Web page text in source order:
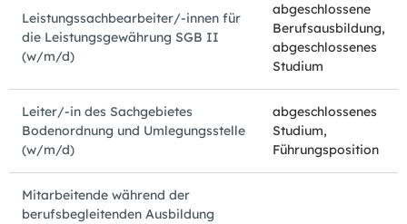
Leistungssachbearbeiter/-innen für
die Leistungsgewährung SGB II
(w/m/d)
abgeschlossene
Berufsausbildung,
abgeschlossenes
Studium
Leiter/-in des Sachgebietes
Bodenordnung und Umlegungsstelle
(w/m/d)
abgeschlossenes
Studium,
Führungsposition
Mitarbeitende während der
berufsbegleitenden Ausbildung